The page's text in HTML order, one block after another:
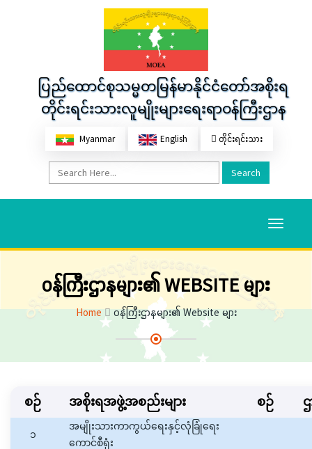
ပြည်ထောင်စုသမ္မတမြန်မာနိုင်ငံတော်အစိုးရ
တိုင်းရင်းသားလူမျိုးများရေးရာဝန်ကြီးဌာန
Myanmar English တိုင်းရင်းသား
Search
Toggle
ဝန်ကြီးဌာနများ၏ WEBSITE များ
Home ဝန်ကြီးဌာနများ၏ Website များ
စဉ် အစိုးရအဖွဲ့အစည်းများ စဉ် ဌ
၁
အမျိုးသားကာကွယ်ရေးနှင့်လုံခြုံရေး
ကောင်စီရုံး